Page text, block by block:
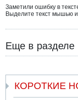
Заметили ошибку в
Выделите текст мышью
Еще в разделе
КОРОТКИЕ